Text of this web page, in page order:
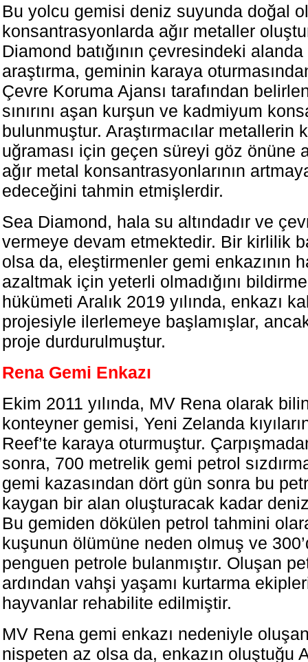
Bu yolcu gemisi deniz suyunda doğal
konsantrasyonlarda ağır metaller
Diamond batığının çevresindeki
araştırma, geminin karaya
Çevre Koruma Ajansı tarafından
sınırını aşan kurşun ve kadmiyum
bulunmuştur. Araştırmacılar metallerin
uğraması için geçen süreyi göz önüne
ağır metal konsantrasyonlarının
edeceğini tahmin etmişlerdir.
Sea Diamond, hala su altındadır ve
vermeye devam etmektedir. Bir kirlilik
olsa da, eleştirmenler gemi enkazının
azaltmak için yeterli olmadığını
hükümeti Aralık 2019 yılında, enkazı
projesiyle ilerlemeye başlamışlar,
proje durdurulmuştur.
Rena Gemi Enkazı
Ekim 2011 yılında, MV Rena olarak
konteyner gemisi, Yeni Zelanda
Reef’te karaya oturmuştur.
sonra, 700 metrelik gemi petrol
gemi kazasından dört gün sonra bu
kaygan bir alan oluşturacak kadar
Bu gemiden dökülen petrol tahmini
kuşunun ölümüne neden olmuş ve
penguen petrole bulanmıştır. Oluşan
ardından vahşi yaşamı kurtarma
hayvanlar rehabilite edilmiştir.
MV Rena gemi enkazı nedeniyle oluşan
nispeten az olsa da, enkazın oluştuğu